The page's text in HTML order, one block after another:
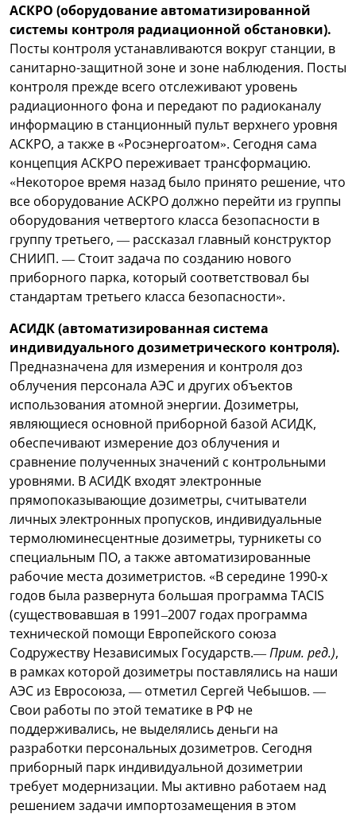
АСКРО (оборудование автоматизированной
системы контроля радиационной обстановки).
Посты контроля устанавливаются вокруг станции, в
санитарно-защитной зоне и зоне наблюдения. Посты
контроля прежде всего отслеживают уровень
радиационного фона и передают по радиоканалу
информацию в станционный пульт верхнего уровня
АСКРО, а также в «Росэнергоатом». Сегодня сама
концепция АСКРО переживает трансформацию.
«Некоторое время назад было принято решение, что
все оборудование АСКРО должно перейти из группы
оборудования четвертого класса безопасности в
группу третьего, — рассказал главный конструктор
СНИИП. — Стоит задача по созданию нового
приборного парка, который соответствовал бы
стандартам третьего класса безопасности».
АСИДК (автоматизированная система
индивидуального дозиметрического контроля).
Предназначена для измерения и контроля доз
облучения персонала АЭС и других объектов
использования атомной энергии. Дозиметры,
являющиеся основной приборной базой АСИДК,
обеспечивают измерение доз облучения и
сравнение полученных значений с контрольными
уровнями. В АСИДК входят электронные
прямопоказывающие дозиметры, считыватели
личных электронных пропусков, индивидуальные
термолюминесцентные дозиметры, турникеты со
специальным ПО, а также автоматизированные
рабочие места дозиметристов. «В середине 1990-х
годов была развернута большая программа TACIS
(существовавшая в 1991–2007 годах программа
технической помощи Европейского союза
Содружеству Независимых Государств.—Прим. ред.),
в рамках которой дозиметры поставлялись на наши
АЭС из Евросоюза, — отметил Сергей Чебышов. —
Свои работы по этой тематике в РФ не
поддерживались, не выделялись деньги на
разработки персональных дозиметров. Сегодня
приборный парк индивидуальной дозиметрии
требует модернизации. Мы активно работаем над
решением задачи импортозамещения в этом